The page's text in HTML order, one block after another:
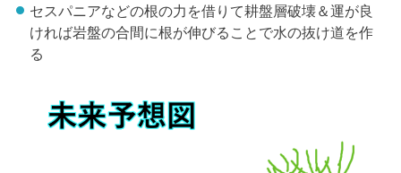
セスパニアなどの根の力を借りて耕盤層破壊＆運が良
ければ岩盤の合間に根が伸びることで水の抜け道を作
る